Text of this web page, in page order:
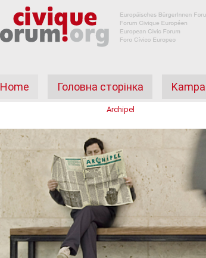
Home Головна сторінка
Archipel